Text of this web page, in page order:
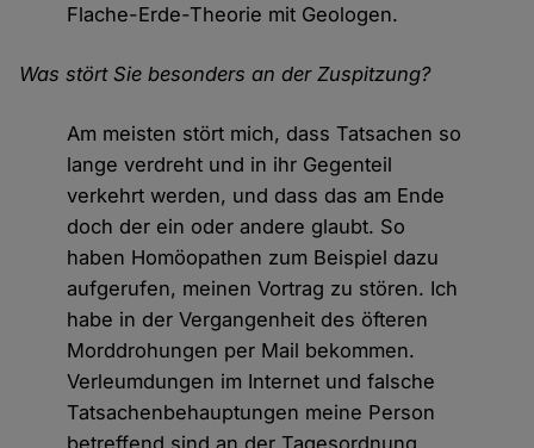
Flache-Erde-Theorie mit Geologen.
Was stört Sie besonders an der Zuspitzung?
Am meisten stört mich, dass Tatsachen so
lange verdreht und in ihr Gegenteil
verkehrt werden, und dass das am Ende
doch der ein oder andere glaubt. So
haben Homöopathen zum Beispiel dazu
aufgerufen, meinen Vortrag zu stören. Ich
habe in der Vergangenheit des öfteren
Morddrohungen per Mail bekommen.
Verleumdungen im Internet und falsche
Tatsachenbehauptungen meine Person